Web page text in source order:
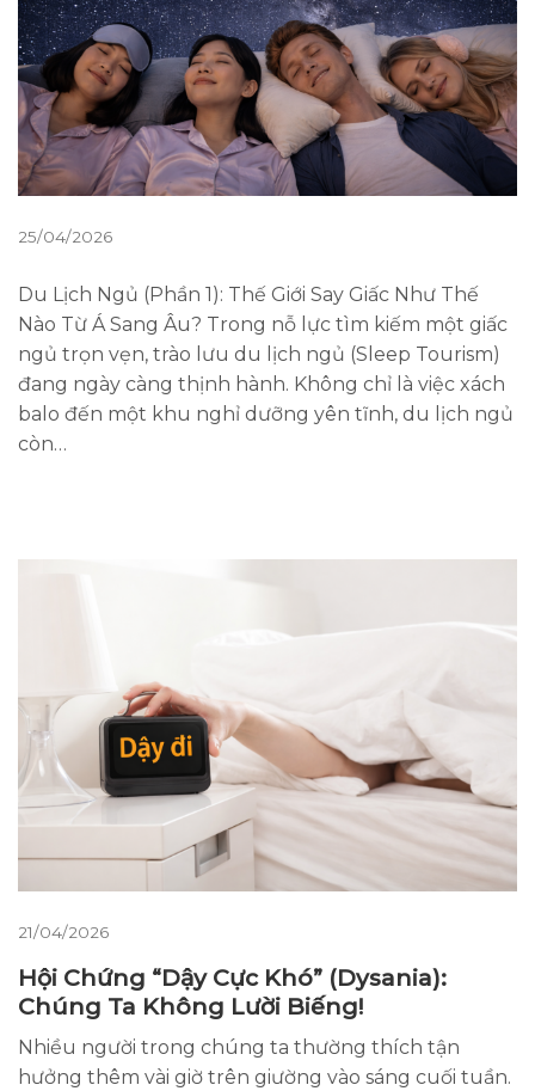
25/04/2026
Du Lịch Ngủ (Phần 1): Thế Giới Say Giấc Như Thế
Nào Từ Á Sang Âu? Trong nỗ lực tìm kiếm một giấc
ngủ trọn vẹn, trào lưu du lịch ngủ (Sleep Tourism)
đang ngày càng thịnh hành. Không chỉ là việc xách
balo đến một khu nghỉ dưỡng yên tĩnh, du lịch ngủ
còn…
21/04/2026
Hội Chứng “Dậy Cực Khó” (Dysania):
Chúng Ta Không Lười Biếng!
Nhiều người trong chúng ta thường thích tận
hưởng thêm vài giờ trên giường vào sáng cuối tuần.